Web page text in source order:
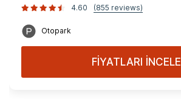
4.60
(855 reviews)
Otopark
FİYATLARI İNCELE